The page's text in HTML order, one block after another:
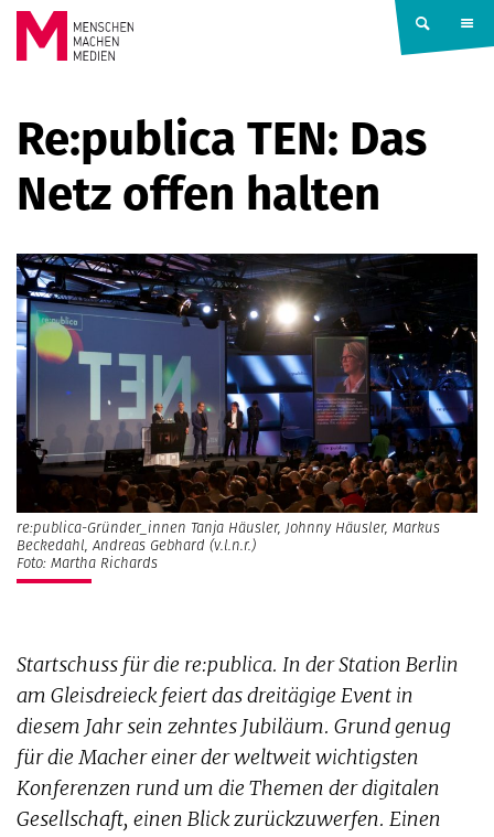
Springe zum Inhalt
MACHEN
MEDIEN
Re:publica TEN: Das
Netz offen halten
re:publica-Gründer_innen Tanja Häusler, Johnny Häusler, Markus
Beckedahl, Andreas Gebhard (v.l.n.r.)
Foto: Martha Richards
Startschuss für die re:publica. In der Station Berlin
am Gleisdreieck feiert das dreitägige Event in
diesem Jahr sein zehntes Jubiläum. Grund genug
für die Macher einer der weltweit wichtigsten
Konferenzen rund um die Themen der digitalen
Gesellschaft, einen Blick zurückzuwerfen. Einen